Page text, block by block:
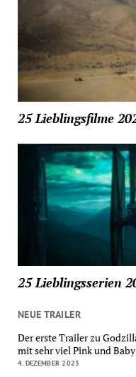
25 Lieblingsfilme
25 Lieblingsserien
NEUE TRAILER
Der erste Trailer zu
mit sehr viel Pink und
4. DEZEMBER 2023